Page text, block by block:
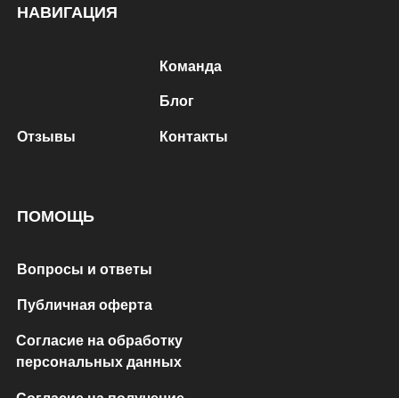
НАВИГАЦИЯ
ПОМОЩЬ
Отзывы
Команда
Блог
Контакты
Вопросы и ответы
Публичная оферта
Согласие на обработку
персональных данных